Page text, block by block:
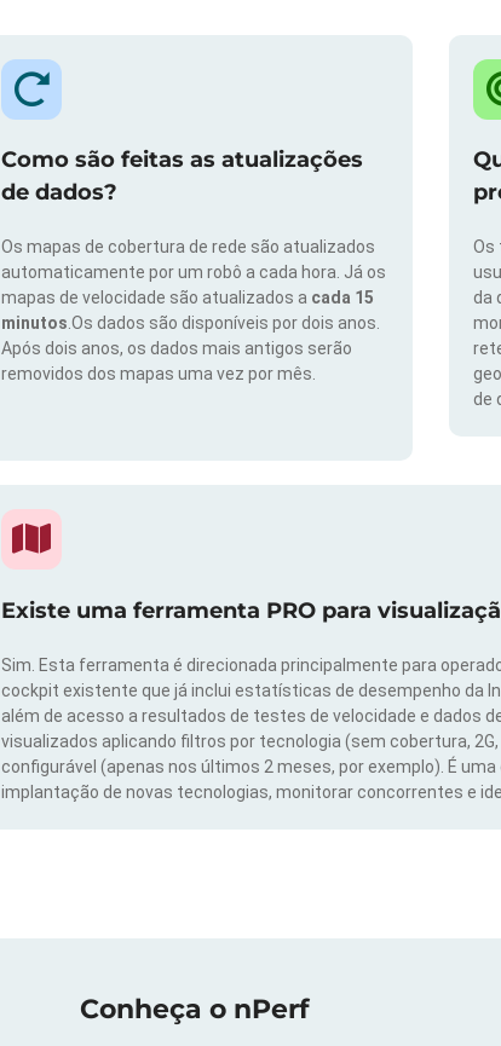
Como são feitas as atualizações
de dados?
Os mapas de cobertura de rede são atualizados
automaticamente por um robô a cada hora. Já os
mapas de velocidade são atualizados a cada 15
minutos .Os dados são disponíveis por dois anos.
Após dois anos, os dados mais antigos serão
removidos dos mapas uma vez por mês.
Os
da
de
Existe uma ferramenta PRO para
Sim. Esta ferramenta é direcionada principalmente para
cockpit existente que já inclui estatísticas de desempenho da
além de acesso a resultados de testes de velocidade e dados
visualizados aplicando filtros por tecnologia (sem cobertura, 2G,
configurável (apenas nos últimos 2 meses, por exemplo). É
implantação de novas tecnologias, monitorar concorrentes e
Conheça o nPerf